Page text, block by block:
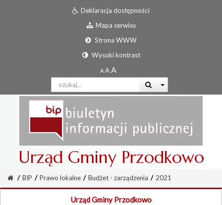
Deklaracja dostępności
Mapa serwisu
Strona WWW
Wysoki kontrast
Urząd Gminy Przodkowo
/ BIP / Prawo lokalne / Budżet - zarządzenia / 2021
Urząd Gminy Przodkowo